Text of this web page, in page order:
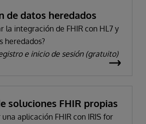
de datos heredados
la integración de FHIR con HL7 y
heredados?
e inicio de sesión (gratuito)
soluciones FHIR propias
aplicación FHIR con IRIS for